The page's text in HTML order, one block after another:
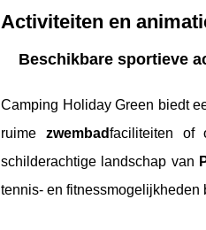
Activiteiten en
Beschikbare sportieve
Camping Holiday Green biedt
ruime zwembadfaciliteiten of
schilderachtige landschap van
tennis- en fitnessmogelijkheden